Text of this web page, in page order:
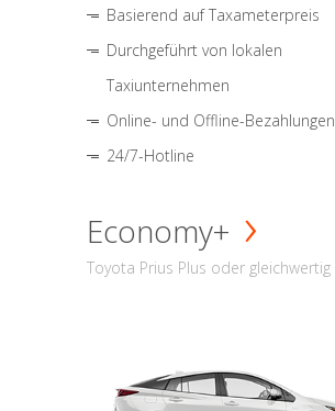
Basierend auf Taxameterpreis
Durchgeführt von lokalen
Taxiunternehmen
Online- und Offline-Bezahlungen
24/7-Hotline
Economy+
Toyota Prius Plus oder gleichwertig